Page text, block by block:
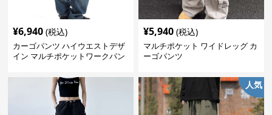
¥6,940 (税込)
カーゴパンツ ハイウエストデザ
イン マルチポケットワークパン
¥5,940 (税込)
マルチポケット ワイドレッグ カ
ーゴパンツ
人気